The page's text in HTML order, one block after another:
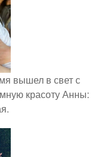
вышел в свет с
красоту Анны: